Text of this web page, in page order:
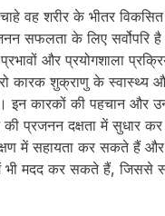
चाहे वह शरीर के भीतर
सफलता के लिए सर्वोपरि
और प्रयोगशाला
कारक शुक्राणु के स्वास्थ्य
इन कारकों की पहचान और
प्रजनन दक्षता में सुधार
में सहायता कर सकते हैं
भी मदद कर सकते हैं, जिससे